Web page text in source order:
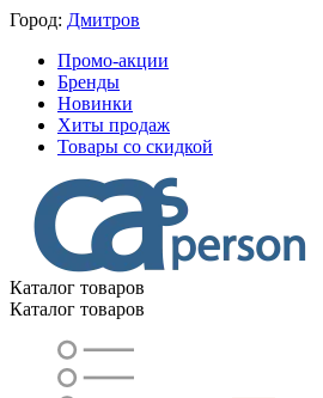
Город: Дмитров
Промо-акции
Бренды
Новинки
Хиты продаж
Товары со скидкой
Каталог товаров
Каталог товаров